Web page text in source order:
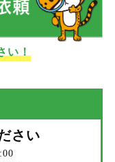
い！
さい